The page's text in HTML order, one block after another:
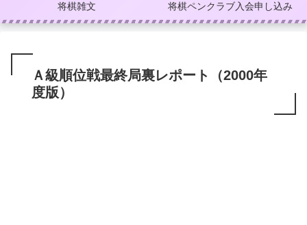
将棋雑文 将棋ペンクラブ入会申し込み
Ａ級順位戦最終局裏レポート（2000年
度版）